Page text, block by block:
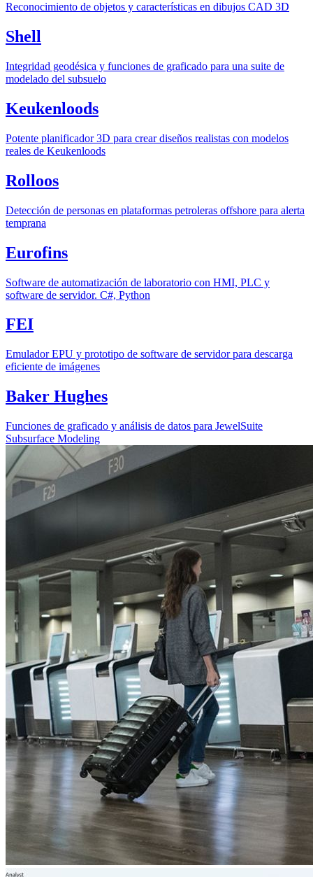
Reconocimiento de objetos y características en dibujos CAD 3D
Shell
Integridad geodésica y funciones de graficado para una suite de
modelado del subsuelo
Keukenloods
Potente planificador 3D para crear diseños realistas con modelos
reales de Keukenloods
Rolloos
Detección de personas en plataformas petroleras offshore para alerta
temprana
Eurofins
Software de automatización de laboratorio con HMI, PLC y
software de servidor. C#, Python
FEI
Emulador EPU y prototipo de software de servidor para descarga
eficiente de imágenes
Baker Hughes
Funciones de graficado y análisis de datos para JewelSuite
Subsurface Modeling